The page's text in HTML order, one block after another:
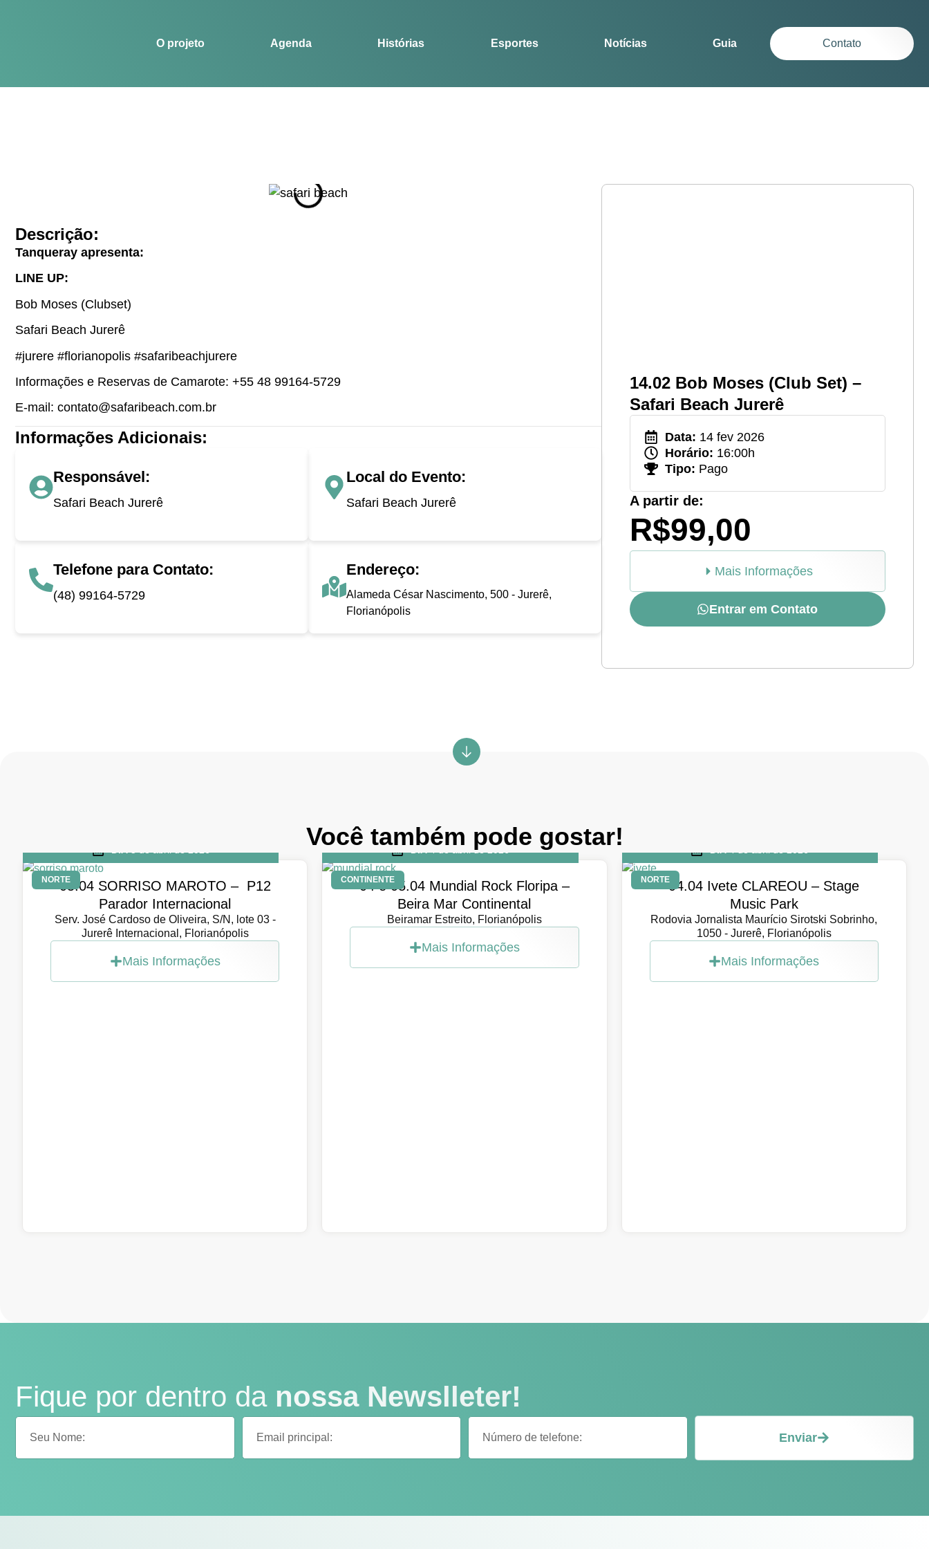
O projeto Agenda Histórias Esportes Notícias Guia Contato
Descrição:
Tanqueray apresenta:
LINE UP:
Bob Moses (Clubset)
Safari Beach Jurerê
#jurere #florianopolis #safaribeachjurere
Informações e Reservas de Camarote: +55 48 99164-5729
E-mail: contato@safaribeach.com.br
Informações Adicionais:
Responsável:
Safari Beach Jurerê
Local do Evento:
Safari Beach Jurerê
Telefone para Contato:
(48) 99164-5729
Endereço:
Alameda César Nascimento, 500 - Jurerê,
Florianópolis
14.02 Bob Moses (Club Set) –
Safari Beach Jurerê
Data: 14 fev 2026
Horário: 16:00h
Tipo: Pago
A partir de:
R$99,00
Mais Informações
Entrar em Contato
Você também pode gostar!
NORTE05.04 SORRISO MAROTO – P12
Parador Internacional
Serv. José Cardoso de Oliveira, S/N, lote 03 -
Jurerê Internacional, Florianópolis
Mais Informações
CONTINENTE
4 de abril de 2026
04 e 05.04 Mundial Rock Floripa –
Beira Mar Continental
Beiramar Estreito, Florianópolis
Mais Informações
NORTE04.04 Ivete CLAREOU – Stage
Music Park
Rodovia Jornalista Maurício Sirotski Sobrinho,
1050 - Jurerê, Florianópolis
Mais Informações
Fique por dentro da nossa Newslleter!
Enviar